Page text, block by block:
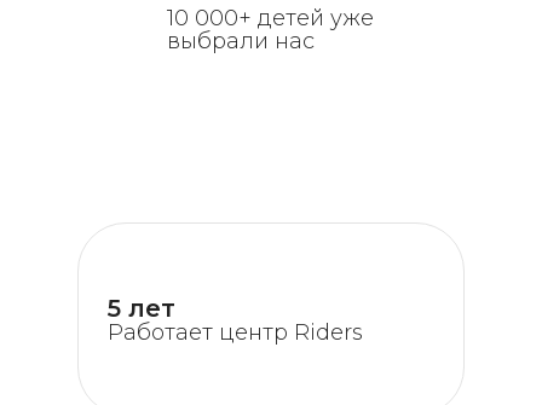
10 000+ детей уже
выбрали нас
5 лет
Работает центр Riders